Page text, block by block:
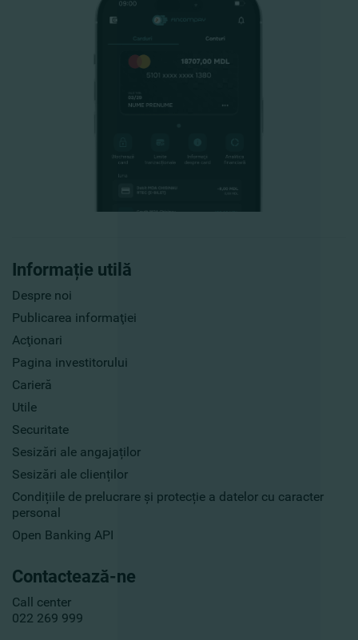
Informație utilă
Despre noi
Publicarea informaţiei
Acţionari
Pagina investitorului
Carieră
Utile
Securitate
Sesizări ale angajaților
Sesizări ale clienților
Condițiile de prelucrare și protecție a datelor cu caracter
personal
Open Banking API
Contactează-ne
Call center
022 269 999